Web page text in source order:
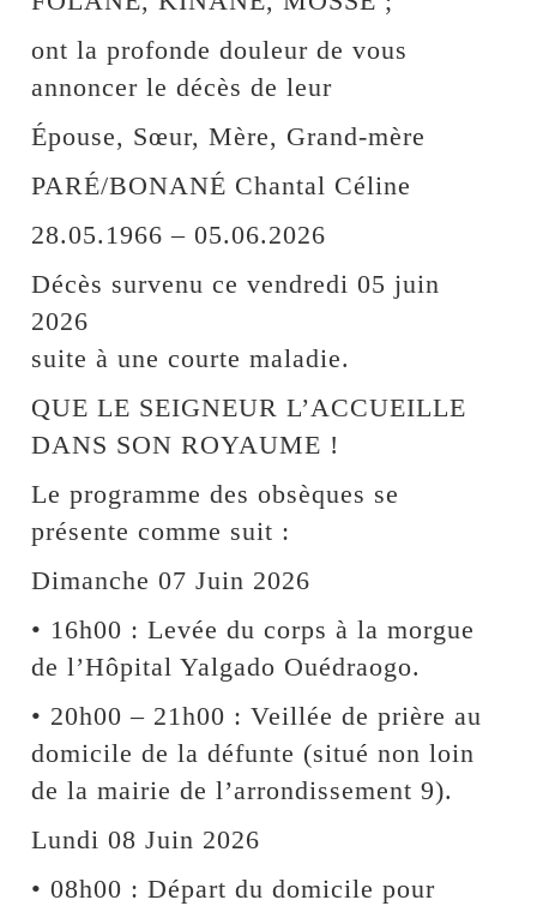
ont la profonde douleur de vous
annoncer le décès de leur
Épouse, Sœur, Mère, Grand-mère
PARÉ/BONANÉ Chantal Céline
28.05.1966 – 05.06.2026
Décès survenu ce vendredi 05 juin
2026
suite à une courte maladie.
QUE LE SEIGNEUR L’ACCUEILLE
DANS SON ROYAUME !
Le programme des obsèques se
présente comme suit :
Dimanche 07 Juin 2026
• 16h00 : Levée du corps à la morgue
de l’Hôpital Yalgado Ouédraogo.
• 20h00 – 21h00 : Veillée de prière au
domicile de la défunte (situé non loin
de la mairie de l’arrondissement 9).
Lundi 08 Juin 2026
• 08h00 : Départ du domicile pour